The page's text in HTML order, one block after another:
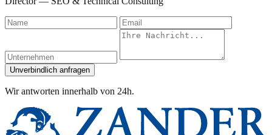
Name
Email
Nachricht
Unverbindlich anfragen
Wir antworten innerhalb von 24h.